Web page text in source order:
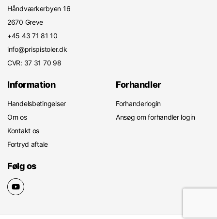
Håndværkerbyen 16
2670 Greve
+45 43 71 81 10
info@prispistoler.dk
CVR: 37 31 70 98
Information
Handelsbetingelser
Om os
Kontakt os
Fortryd aftale
Forhandler
Forhanderlogin
Ansøg om forhandler login
Følg os